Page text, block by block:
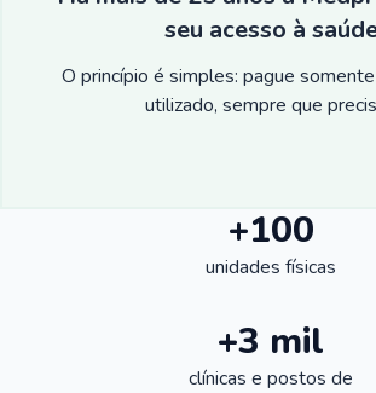
seu acesso à
O princípio é simples: pague
utilizado, sempre que
+100
unidades físicas
+3 mil
clínicas e postos de